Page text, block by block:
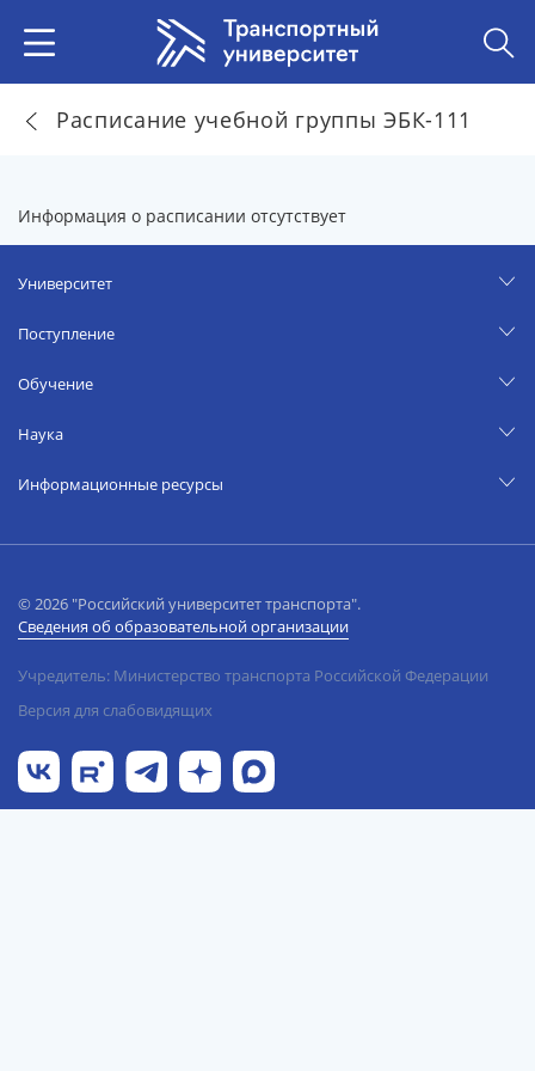
Расписание учебной группы ЭБК-111
Информация о расписании отсутствует
Университет
Поступление
Обучение
Наука
Информационные ресурсы
© 2026 "Российский университет транспорта".
Сведения об образовательной организации
Учредитель: Министерство транспорта Российской Федерации
Версия для слабовидящих